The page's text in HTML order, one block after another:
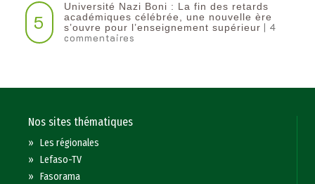
5
Université Nazi Boni : La fin des retards
académiques célébrée, une nouvelle ère
s’ouvre pour l’enseignement supérieur | 4
commentaires
Nos sites thématiques
»Les régionales
»Lefaso-TV
»Fasorama